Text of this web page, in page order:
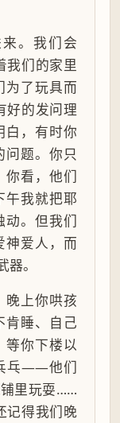
。我们会
我们的家里
为了玩具而
好的发问理
白，有时你
问题。你只
你看，他们
午我就把耶
动。但我们
神爱人，而
。
晚上你哄孩
肯睡、自己
等你下楼以
乓——他们
里玩耍……
记得我们晚